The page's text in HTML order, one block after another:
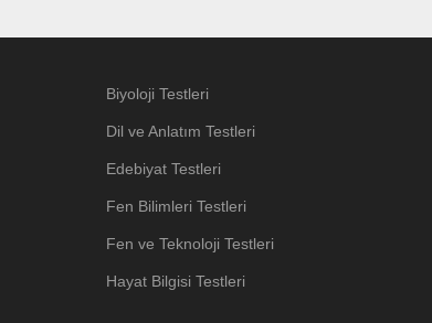
Biyoloji Testleri
Dil ve Anlatım Testleri
Edebiyat Testleri
Fen Bilimleri Testleri
Fen ve Teknoloji Testleri
Hayat Bilgisi Testleri